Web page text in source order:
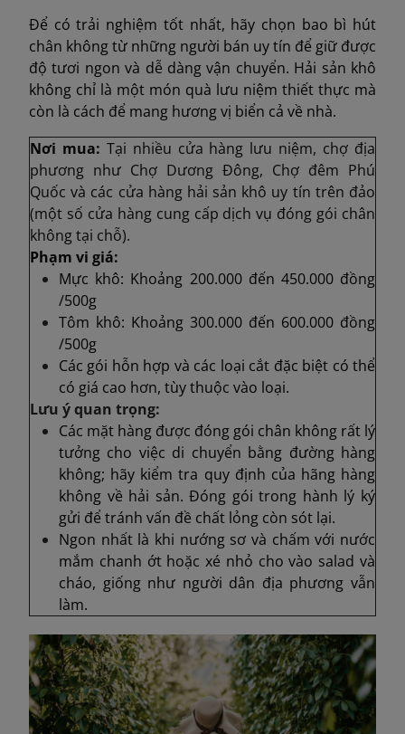
Để có trải nghiệm tốt nhất, hãy chọn bao bì hút
chân không từ những người bán uy tín để giữ được
độ tươi ngon và dễ dàng vận chuyển. Hải sản khô
không chỉ là một món quà lưu niệm thiết thực mà
còn là cách để mang hương vị biển cả về nhà.
Nơi mua: Tại nhiều cửa hàng lưu niệm, chợ địa
phương như Chợ Dương Đông, Chợ đêm Phú
Quốc và các cửa hàng hải sản khô uy tín trên đảo
(một số cửa hàng cung cấp dịch vụ đóng gói chân
không tại chỗ).
Phạm vi giá:
Mực khô: Khoảng 200.000 đến 450.000 đồng
/500g
Tôm khô: Khoảng 300.000 đến 600.000 đồng
/500g
Các gói hỗn hợp và các loại cắt đặc biệt có thể
có giá cao hơn, tùy thuộc vào loại.
Lưu ý quan trọng:
Các mặt hàng được đóng gói chân không rất lý
tưởng cho việc di chuyển bằng đường hàng
không; hãy kiểm tra quy định của hãng hàng
không về hải sản. Đóng gói trong hành lý ký
gửi để tránh vấn đề chất lỏng còn sót lại.
Ngon nhất là khi nướng sơ và chấm với nước
mắm chanh ớt hoặc xé nhỏ cho vào salad và
cháo, giống như người dân địa phương vẫn
làm.